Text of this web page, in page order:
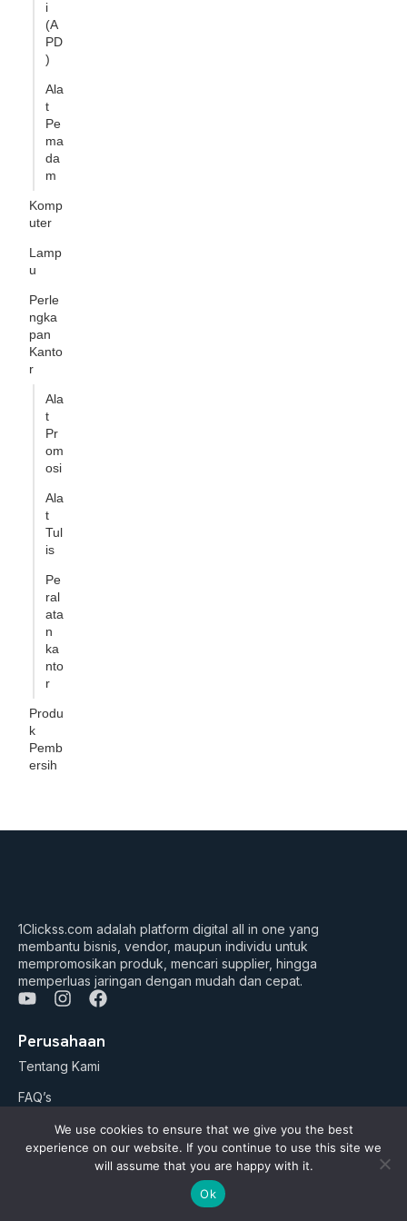
i
(A
PD
)
Ala
t
Pe
ma
da
m
Komp
uter
Lamp
u
Perle
ngka
pan
Kanto
r
Ala
t
Pr
om
osi
Ala
t
Tul
is
Pe
ral
ata
n
ka
nto
r
Produ
k
Pemb
ersih
1Clickss.com adalah platform digital all in one yang
membantu bisnis, vendor, maupun individu untuk
mempromosikan produk, mencari supplier, hingga
memperluas jaringan dengan mudah dan cepat.
Y
u
t
u
b
e
I
s
t
a
r
a
m
F
c
e
b
o
k
Perusahaan
Tentang Kami
FAQ’s
Daftar Jadi Vendor
Daftar Jadi Agen
We use cookies to ensure that we give you the best
experience on our website. If you continue to use this site we
will assume that you are happy with it.
Ok